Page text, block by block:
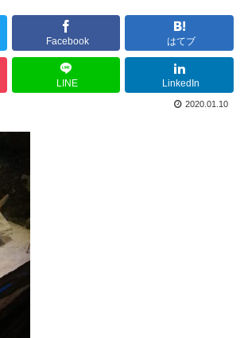
Facebook はてブ
LINE LinkedIn
2020.01.10